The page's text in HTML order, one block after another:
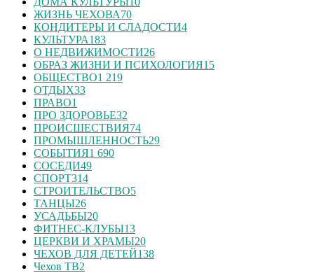
ЖИЗНЬ ЧЕХОВА70
КОНДИТЕРЫ И СЛАДОСТИ4
КУЛЬТУРА183
О НЕДВИЖИМОСТИ26
ОБРАЗ ЖИЗНИ И ПСИХОЛОГИЯ15
ОБЩЕСТВО1 219
ОТДЫХ33
ПРАВО1
ПРО ЗДОРОВЬЕ32
ПРОИСШЕСТВИЯ74
ПРОМЫШЛЕННОСТЬ29
СОБЫТИЯ1 690
СОСЕДИ49
СПОРТ314
СТРОИТЕЛЬСТВО5
ТАНЦЫ26
УСАДЬБЫ20
ФИТНЕС-КЛУБЫ13
ЦЕРКВИ И ХРАМЫ20
ЧЕХОВ ДЛЯ ДЕТЕЙ138
Чехов ТВ2